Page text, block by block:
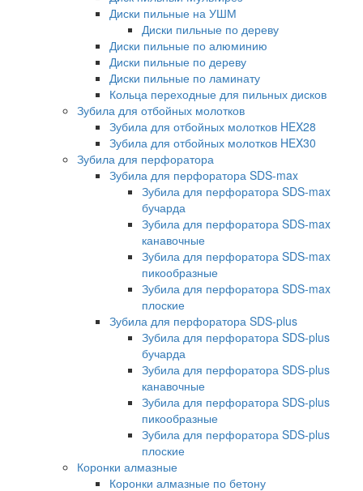
Диски пильные на УШМ
Диски пильные по дереву
Диски пильные по алюминию
Диски пильные по дереву
Диски пильные по ламинату
Кольца переходные для пильных дисков
Зубила для отбойных молотков
Зубила для отбойных молотков HEX28
Зубила для отбойных молотков HEX30
Зубила для перфоратора
Зубила для перфоратора SDS-max
Зубила для перфоратора SDS-max
бучарда
Зубила для перфоратора SDS-max
канавочные
Зубила для перфоратора SDS-max
пикообразные
Зубила для перфоратора SDS-max
плоские
Зубила для перфоратора SDS-plus
Зубила для перфоратора SDS-plus
бучарда
Зубила для перфоратора SDS-plus
канавочные
Зубила для перфоратора SDS-plus
пикообразные
Зубила для перфоратора SDS-plus
плоские
Коронки алмазные
Коронки алмазные по бетону